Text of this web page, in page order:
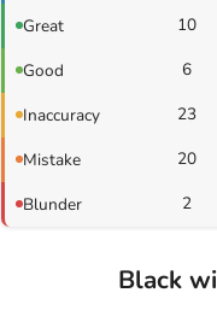
Great 10
Good 6
Inaccuracy 23
Mistake 20
Blunder 2
Black